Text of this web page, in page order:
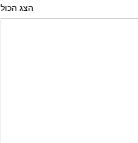
הצג הכול